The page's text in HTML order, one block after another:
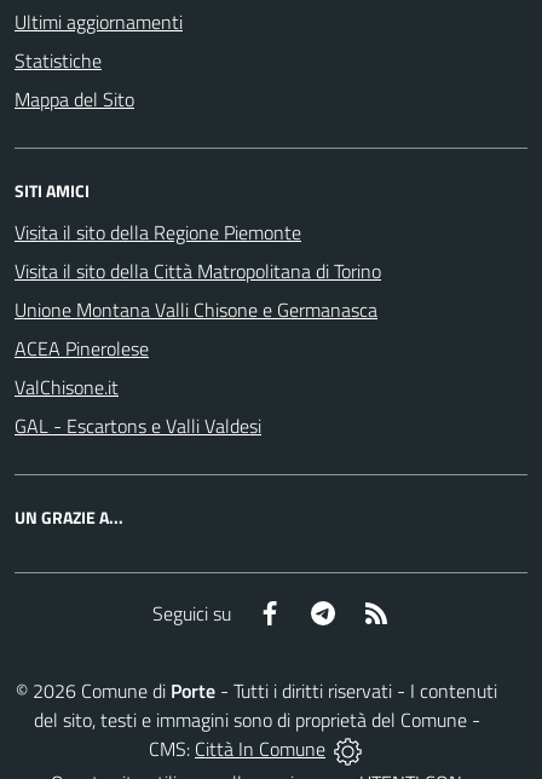
Ultimi aggiornamenti
Statistiche
Mappa del Sito
SITI AMICI
Visita il sito della Regione Piemonte
Visita il sito della Città Matropolitana di Torino
Unione Montana Valli Chisone e Germanasca
ACEA Pinerolese
ValChisone.it
GAL - Escartons e Valli Valdesi
UN GRAZIE A...
Seguici su Facebook Telegram
© 2026 Comune di Porte - Tutti i diritti riservati - I contenuti
del sito, testi e immagini sono di proprietà del Comune -
CMS: Città In Comune